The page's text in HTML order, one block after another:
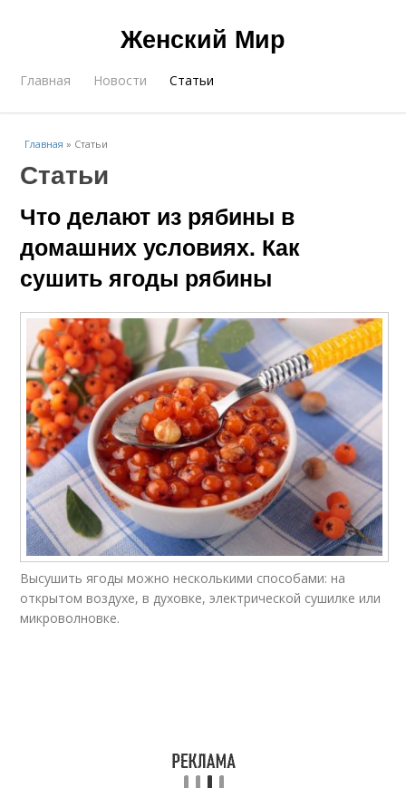
Женский Мир
Главная Новости Статьи
Главная » Статьи
Статьи
Что делают из рябины в
домашних условиях. Как
сушить ягоды рябины
Высушить ягоды можно несколькими способами: на
открытом воздухе, в духовке, электрической сушилке или
микроволновке.